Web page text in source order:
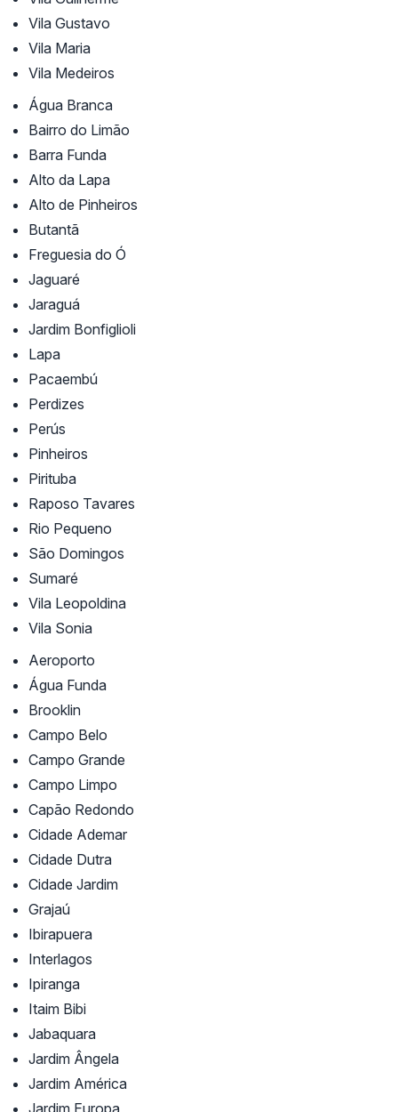
Vila Gustavo
Vila Maria
Vila Medeiros
Água Branca
Bairro do Limão
Barra Funda
Alto da Lapa
Alto de Pinheiros
Butantã
Freguesia do Ó
Jaguaré
Jaraguá
Jardim Bonfiglioli
Lapa
Pacaembú
Perdizes
Perús
Pinheiros
Pirituba
Raposo Tavares
Rio Pequeno
São Domingos
Sumaré
Vila Leopoldina
Vila Sonia
Aeroporto
Água Funda
Brooklin
Campo Belo
Campo Grande
Campo Limpo
Capão Redondo
Cidade Ademar
Cidade Dutra
Cidade Jardim
Grajaú
Ibirapuera
Interlagos
Ipiranga
Itaim Bibi
Jabaquara
Jardim Ângela
Jardim América
Jardim Europa